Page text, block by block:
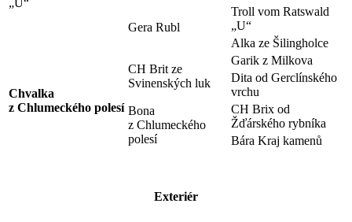
Gera Rubl
Troll vom Ratswald
„U“
Alka ze Šilingholce
Chvalka
z Chlumeckého polesí
CH Brit ze
Svinenských luk
Garik z Milkova
Dita od Gerclínského
vrchu
Bona
z Chlumeckého
polesí
CH Brix od
Žďárského rybníka
Bára Kraj kamenů
Exteriér